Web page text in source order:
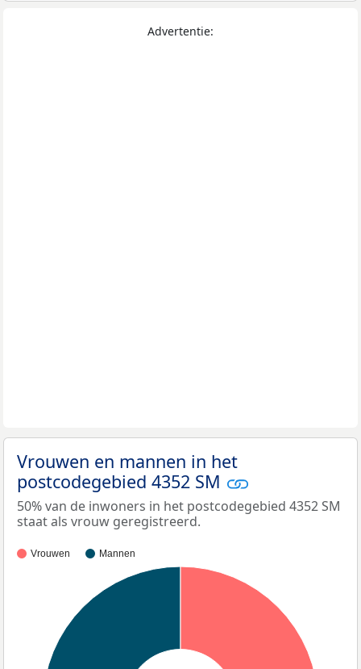
Advertentie:
Vrouwen en mannen in het
postcodegebied 4352 SM
50% van de inwoners in het postcodegebied 4352 SM
staat als vrouw geregistreerd.
Vrouwen Mannen